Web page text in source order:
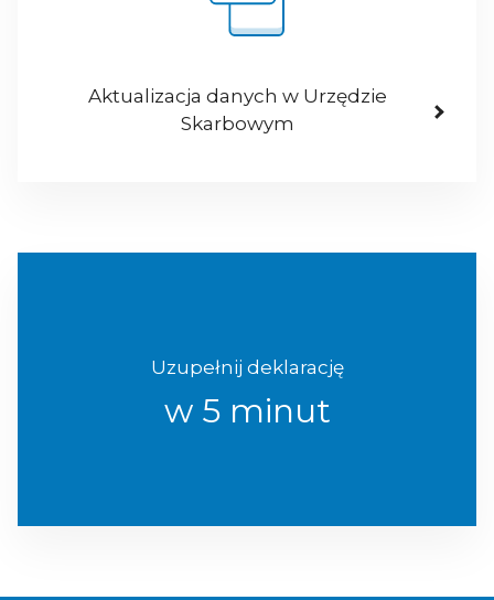
Aktualizacja danych w Urzędzie
Skarbowym
Uzupełnij deklarację
w 5 minut